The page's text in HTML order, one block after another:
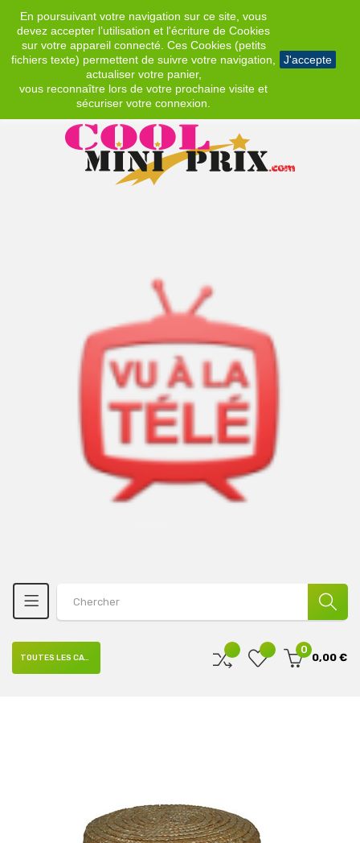
En poursuivant votre navigation sur ce site, vous
devez accepter l’utilisation et l'écriture de Cookies
sur votre appareil connecté. Ces Cookies (petits
fichiers texte) permettent de suivre votre navigation,
actualiser votre panier,
vous reconnaître lors de votre prochaine visite et
sécuriser votre connexion.
J'accepte
EUR
0
0,00 €
TOUTES LES CATÉGORIES